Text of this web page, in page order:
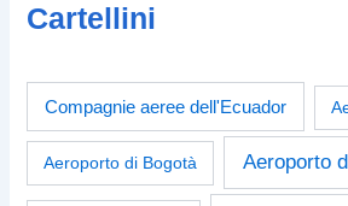
Cartellini
Compagnie aeree dell'Ecuador
Aeroporto di Bogotà Aeroporto